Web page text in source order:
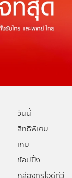
วันนี้
สิทธิพิเศษ
เกม
ช้อปปิ้ง
กล่องทรูไอดีทีวี